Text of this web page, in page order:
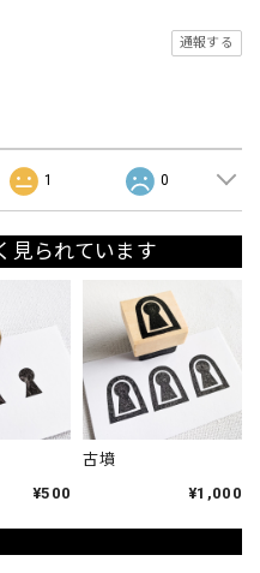
通報する
1 0
見られています
¥500
古墳
¥1,000